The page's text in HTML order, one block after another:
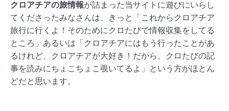
クロアチアの旅情報が詰まった当サイトに遊びにいらし
てくださったみなさんは、きっと「これからクロアチア
旅行に行くよ！そのためにクロたびで情報収集をしてる
ところ」あるいは「クロアチアにはもう行ったことがあ
るけれど、クロアチアが大好き！だから、クロたびの記
事を読みにちょこちょこ覗いてるよ」という方がほとん
どだと思います。